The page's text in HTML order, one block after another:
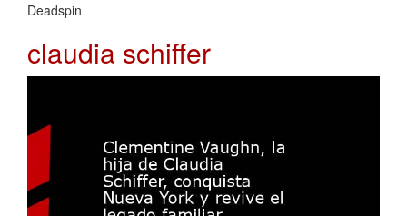
Deadspin
claudia schiffer